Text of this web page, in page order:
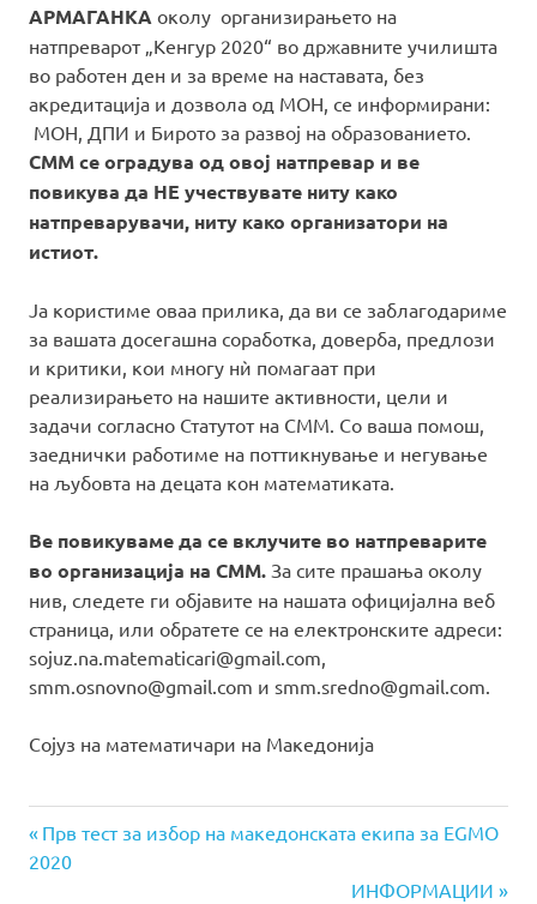
АРМАГАНКА околу организирањето на
натпреварот „Кенгур 2020“ во државните училишта
во работен ден и за време на наставата, без
акредитација и дозвола од МОН, се информирани:
МОН, ДПИ и Бирото за развој на образованието.
СММ се оградува од овој натпревар и ве
повикува да НЕ учествувате ниту како
натпреварувачи, ниту како организатори на
истиот.
Ја користиме оваа прилика, да ви се заблагодариме
за вашата досегашна соработка, доверба, предлози
и критики, кои многу нѝ помагаат при
реализирањето на нашите активности, цели и
задачи согласно Статутот на СММ. Со ваша помош,
заеднички работиме на поттикнување и негување
на љубовта на децата кон математиката.
Ве повикуваме да се вклучите во натпреварите
во организација на СММ. За сите прашања околу
нив, следете ги објавите на нашата официјална веб
страница, или обратете се на електронските адреси:
sojuz.na.matematicari@gmail.com,
smm.osnovno@gmail.com и smm.sredno@gmail.com.
Сојуз на математичари на Македонија
Навигација
Previous
Post:
Прв тест за избор на македонската екипа за EGMO
2020
Next
ИНФОРМАЦИИ